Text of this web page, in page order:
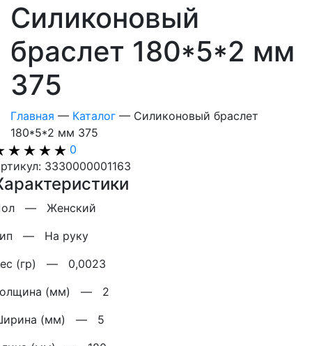
Силиконовый
браслет 180*5*2 мм
375
Главная — Каталог — Силиконовый браслет
180*5*2 мм 375
0
3330000001163
— Женский
— На руку
(гр) — 0,0023
(мм) — 2
(мм) — 5